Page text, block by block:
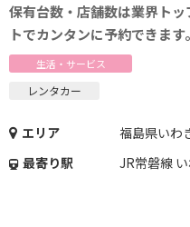
保有台数・店舗数は業界ト
トでカンタンに予約できます。
生活・サービス
レンタカー
エリア
福島県いわ
最寄り駅
JR常磐線